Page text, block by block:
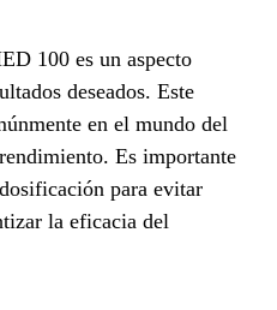
100 es un aspecto
deseados. Este
en el mundo del
Es importante
para evitar
la eficacia del